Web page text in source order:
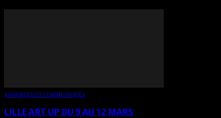
ANNONCES ET COMMUNIQUÉS
LILLE ART UP DU 9 AU 12 MARS